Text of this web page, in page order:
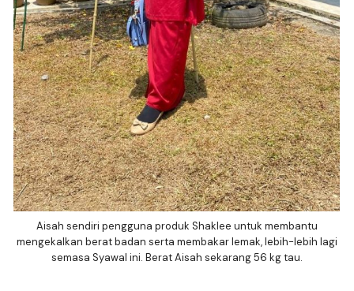
Aisah sendiri pengguna produk Shaklee untuk membantu
mengekalkan berat badan serta membakar lemak, lebih-lebih lagi
semasa Syawal ini. Berat Aisah sekarang 56 kg tau.